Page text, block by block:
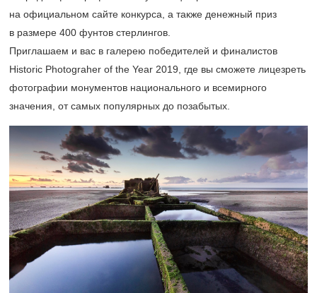
на официальном сайте конкурса, а также денежный приз
в размере 400 фунтов стерлингов.
Приглашаем и вас в галерею победителей и финалистов
Historic Photograher of the Year 2019, где вы сможете лицезреть
фотографии монументов национального и всемирного
значения, от самых популярных до позабытых.